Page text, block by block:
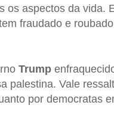
os aspectos da vida.
fraudado e
Trump
palestina. Vale
por democratas